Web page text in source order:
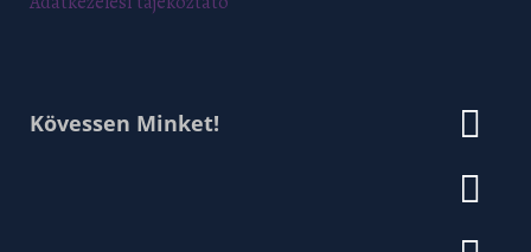
Kövessen Minket!